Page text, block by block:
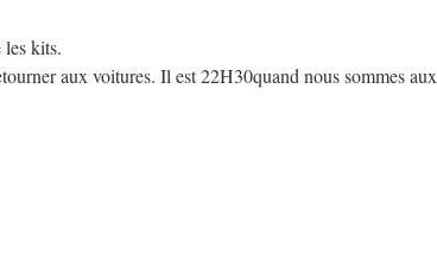
kits.
aux voitures. Il est 22H30quand nous sommes aux